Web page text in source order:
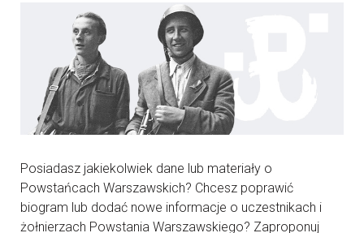
Posiadasz jakiekolwiek dane lub materiały o
Powstańcach Warszawskich? Chcesz poprawić
biogram lub dodać nowe informacje o uczestnikach i
żołnierzach Powstania Warszawskiego? Zaproponuj